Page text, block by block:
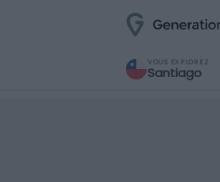
VOUS EXPLOREZ
Santiago